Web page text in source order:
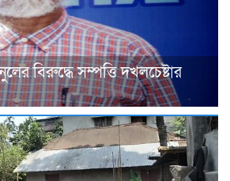
বিরুদ্ধে সম্পত্তি দখলচেষ্টার